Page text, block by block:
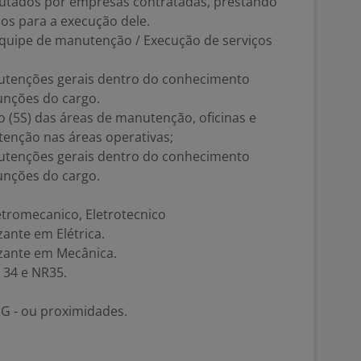
para a execução dele.
de manutenção / Execução de serviços
gerais dentro do conhecimento
do cargo.
(5S) das áreas de manutenção, oficinas e
nas áreas operativas;
gerais dentro do conhecimento
do cargo.
Eletrotecnico
em Elétrica.
em Mecânica.
e NR35.
- ou proximidades.